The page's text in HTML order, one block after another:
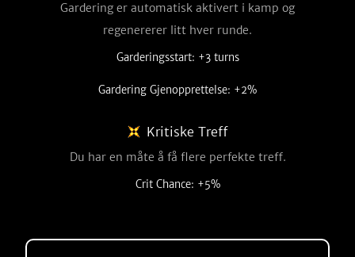
Gardering er automatisk aktivert i kamp og
regenererer litt hver runde.
Garderingsstart: +3 turns
Gardering Gjenopprettelse: +2%
Kritiske Treff
Du har en måte å få flere perfekte treff.
Crit Chance: +5%